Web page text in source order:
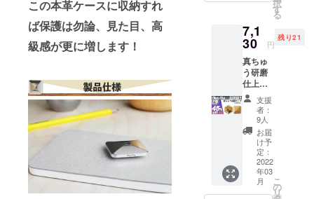
この本革ケースに収納すれ
ば保護は勿論、見た目、高
級感が更に増します！
択
す
る
7,1
30 円
残り21
真ちゅ
う研磨
仕上げ2
個セッ
ト
45%OF
F 定価
12,980
円(税
込、送
料込み)
正方形
か六角
支援
者：
9人
お届
け予
定：
2022
年03
月
こ
の
リ